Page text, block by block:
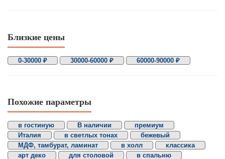
Близкие цены
0-30000 ₽ 30000-60000 ₽ 60000-90000 ₽
Похожие параметры
в гостиную В наличии
премиум
Италия
в светлых тонах
бежевый
МДФ, тамбурат, ламинат
в холл
классика
арт деко
для столовой в спальню